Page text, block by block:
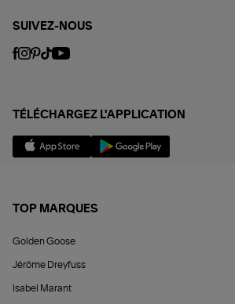
SUIVEZ-NOUS
TÉLÉCHARGEZ L'APPLICATION
TOP MARQUES
Golden Goose
Jérôme Dreyfuss
Isabel Marant